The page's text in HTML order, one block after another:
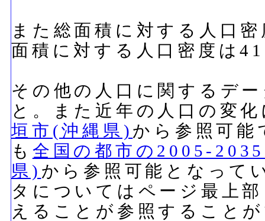
また総面積に対する人口
面積に対する人口密度は
その他の人口に関するデ
と。また近年の人口の変
垣市(沖縄県) から参照可能
も 全国の都市の2005-
県) から参照可能となって
タについてはページ最上
えることが参照すること